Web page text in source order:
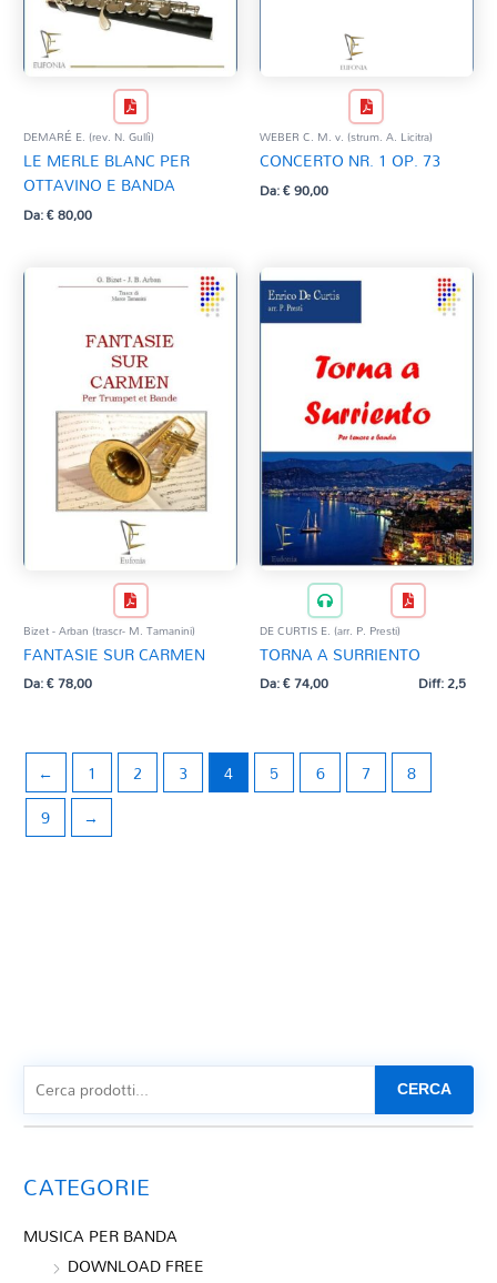
DEMARÉ E. (rev. N. Gullì)
LE MERLE BLANC PER
OTTAVINO E BANDA
Da:€80,00
WEBER C. M. v. (strum. A. Licitra)
CONCERTO NR. 1 OP. 73
Da:€90,00
Bizet - Arban (trascr- M. Tamanini)
FANTASIE SUR CARMEN
Da:€78,00
DE CURTIS E. (arr. P. Presti)
TORNA A SURRIENTO
Da:€74,00 Diff: 2,5
← 1 2 3 4 5 6 7
8
9
→
CERCA
CATEGORIE
MUSICA PER BANDA
DOWNLOAD FREE